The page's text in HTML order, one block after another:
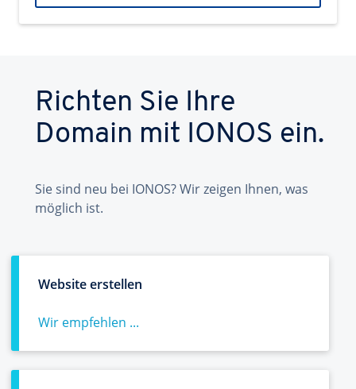
Richten Sie Ihre
Domain mit IONOS ein.
Sie sind neu bei IONOS? Wir zeigen Ihnen, was
möglich ist.
Website erstellen
Wir empfehlen ...